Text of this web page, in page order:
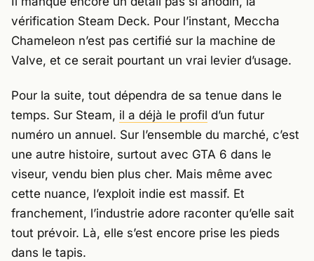
vérification Steam Deck. Pour l’instant, Meccha
Chameleon n’est pas certifié sur la machine de
Valve, et ce serait pourtant un vrai levier d’usage.
Pour la suite, tout dépendra de sa tenue dans le
temps. Sur Steam, il a déjà le profil d’un futur
numéro un annuel. Sur l’ensemble du marché, c’est
une autre histoire, surtout avec GTA 6 dans le
viseur, vendu bien plus cher. Mais même avec
cette nuance, l’exploit indie est massif. Et
franchement, l’industrie adore raconter qu’elle sait
tout prévoir. Là, elle s’est encore prise les pieds
dans le tapis.